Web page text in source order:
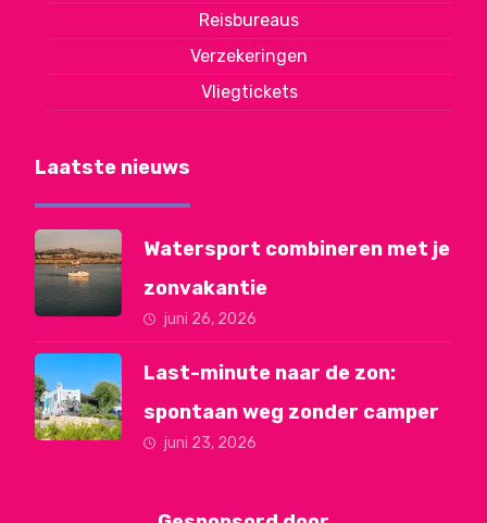
Reisbureaus
Verzekeringen
Vliegtickets
Laatste nieuws
Watersport combineren met je
zonvakantie
juni 26, 2026
Last-minute naar de zon:
spontaan weg zonder camper
juni 23, 2026